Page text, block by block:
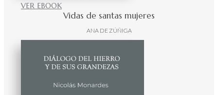
VER EBOOK
Vidas de santas mujeres
ANA DE ZÚÑIGA